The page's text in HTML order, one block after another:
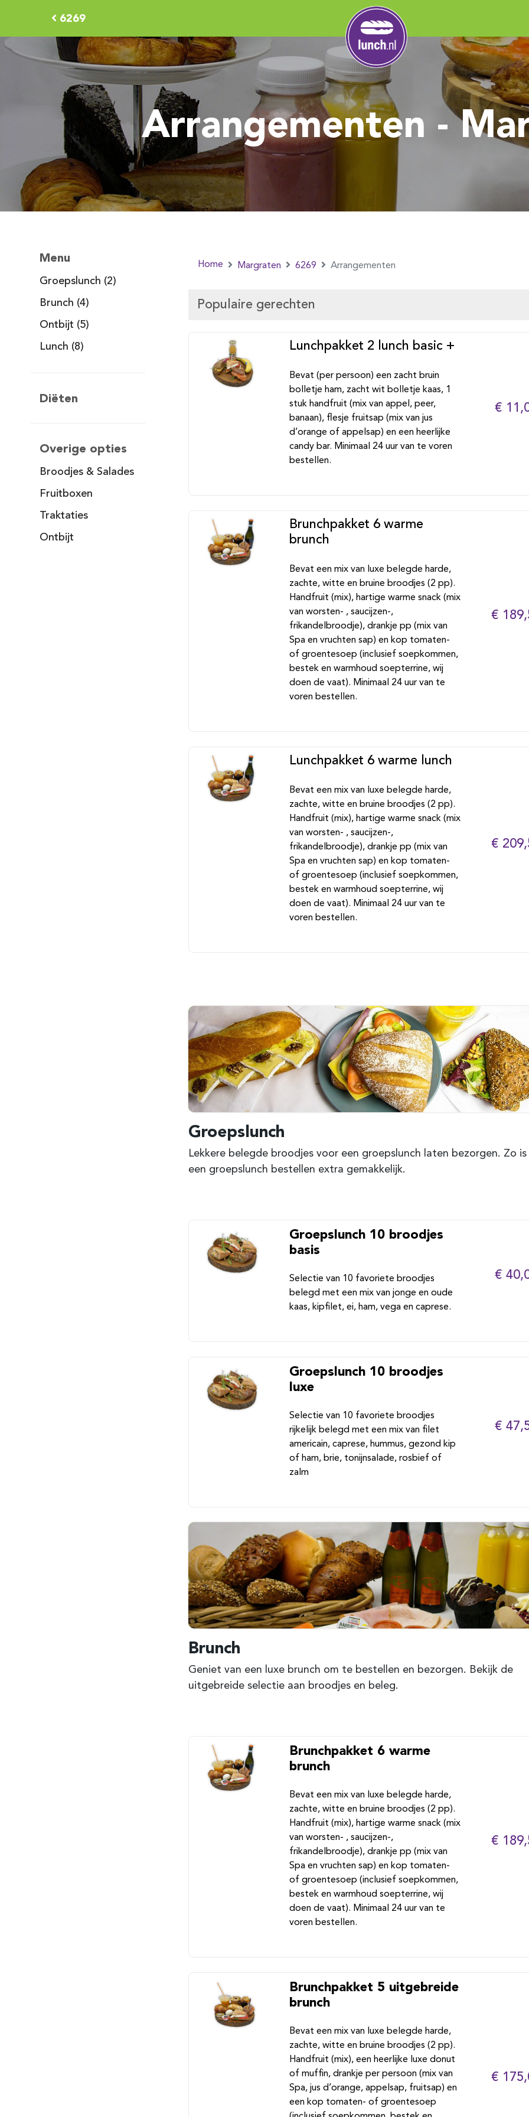
6269
Arrangementen -
Menu
Groepslunch (2)
Brunch (4)
Ontbijt (5)
Lunch (8)
Diëten
Overige opties
Broodjes & Salades
Fruitboxen
Traktaties
Ontbijt
Home Margraten 6269 Arrangementen
Populaire gerechten
Lunchpakket 2 lunch basic +
Bevat (per persoon) een zacht bruin
bolletje ham, zacht wit bolletje kaas, 1
stuk handfruit (mix van appel, peer,
banaan), flesje fruitsap (mix van jus
d’orange of appelsap) en een heerlijke
candy bar. Minimaal 24 uur van te voren
bestellen.
€
Brunchpakket 6 warme
brunch
Bevat een mix van luxe belegde harde,
zachte, witte en bruine broodjes (2 pp).
Handfruit (mix), hartige warme snack (mix
van worsten- , saucijzen-,
frikandelbroodje), drankje pp (mix van
Spa en vruchten sap) en kop tomaten-
of groentesoep (inclusief soepkommen,
bestek en warmhoud soepterrine, wij
doen de vaat). Minimaal 24 uur van te
voren bestellen.
€
Lunchpakket 6 warme lunch
Bevat een mix van luxe belegde harde,
zachte, witte en bruine broodjes (2 pp).
Handfruit (mix), hartige warme snack (mix
van worsten- , saucijzen-,
frikandelbroodje), drankje pp (mix van
Spa en vruchten sap) en kop tomaten-
of groentesoep (inclusief soepkommen,
bestek en warmhoud soepterrine, wij
doen de vaat). Minimaal 24 uur van te
voren bestellen.
€
Groepslunch
Lekkere belegde broodjes voor een groepslunch laten bezorgen. Zo
een groepslunch bestellen extra gemakkelijk.
Groepslunch 10 broodjes
basis
Selectie van 10 favoriete broodjes
belegd met een mix van jonge en oude
kaas, kipfilet, ei, ham, vega en caprese.
€
Groepslunch 10 broodjes
luxe
Selectie van 10 favoriete broodjes
rijkelijk belegd met een mix van filet
americain, caprese, hummus, gezond kip
of ham, brie, tonijnsalade, rosbief of
zalm
€
Brunch
Geniet van een luxe brunch om te bestellen en bezorgen. Bekijk de
uitgebreide selectie aan broodjes en beleg.
Brunchpakket 6 warme
brunch
Bevat een mix van luxe belegde harde,
zachte, witte en bruine broodjes (2 pp).
Handfruit (mix), hartige warme snack (mix
van worsten- , saucijzen-,
frikandelbroodje), drankje pp (mix van
Spa en vruchten sap) en kop tomaten-
of groentesoep (inclusief soepkommen,
bestek en warmhoud soepterrine, wij
doen de vaat). Minimaal 24 uur van te
voren bestellen.
€
Brunchpakket 5 uitgebreide
brunch
Bevat een mix van luxe belegde harde,
zachte, witte en bruine broodjes (2 pp).
Handfruit (mix), een heerlijke luxe donut
of muffin, drankje per persoon (mix van
Spa, jus d’orange, appelsap, fruitsap) en
een kop tomaten- of groentesoep
€